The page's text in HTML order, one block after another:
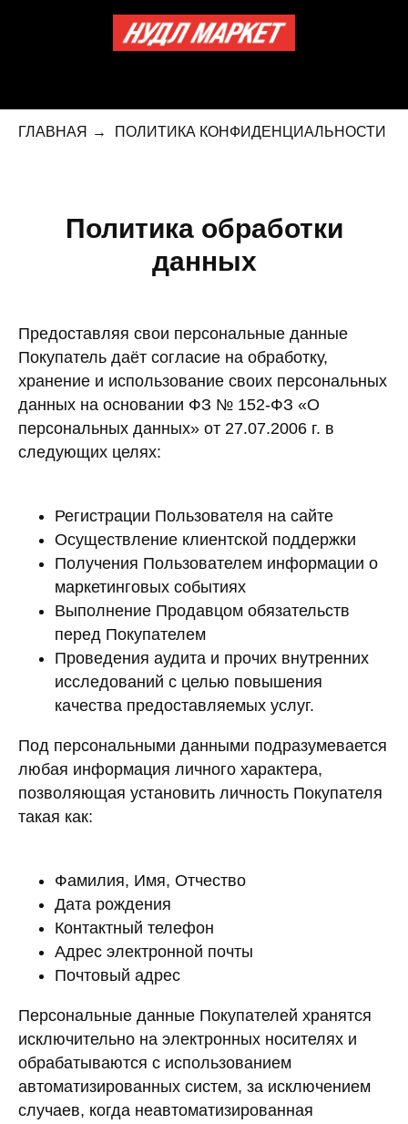
ГЛАВНАЯ → ПОЛИТИКА КОНФИДЕНЦИАЛЬНОСТИ
Политика обработки
данных
Предоставляя свои персональные данные
Покупатель даёт согласие на обработку,
хранение и использование своих персональных
данных на основании ФЗ № 152-ФЗ «О
персональных данных» от 27.07.2006 г. в
следующих целях:
Регистрации Пользователя на сайте
Осуществление клиентской поддержки
Получения Пользователем информации о
маркетинговых событиях
Выполнение Продавцом обязательств
перед Покупателем
Проведения аудита и прочих внутренних
исследований с целью повышения
качества предоставляемых услуг.
Под персональными данными подразумевается
любая информация личного характера,
позволяющая установить личность Покупателя
такая как:
Фамилия, Имя, Отчество
Дата рождения
Контактный телефон
Адрес электронной почты
Почтовый адрес
Персональные данные Покупателей хранятся
исключительно на электронных носителях и
обрабатываются с использованием
автоматизированных систем, за исключением
случаев, когда неавтоматизированная